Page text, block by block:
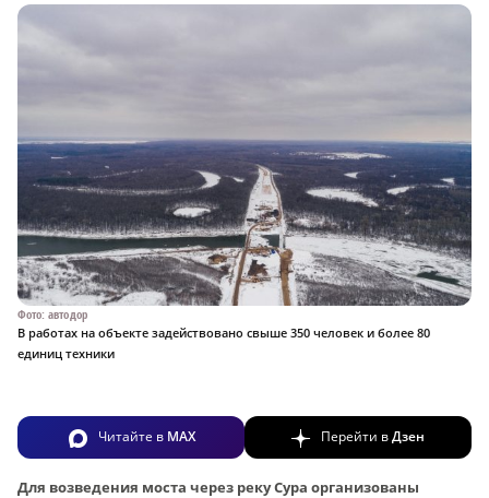
Фото: автодор
В работах на объекте задействовано свыше 350 человек и более 80
единиц техники
Читайте в MAX Перейти вДзен
Для возведения моста через реку Сура организованы